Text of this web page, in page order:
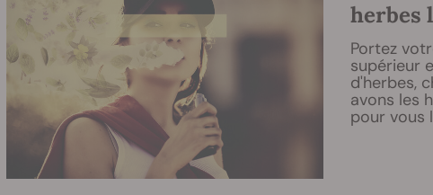
herbes
Portez
supérieur
d'herbes,
avons les
pour vous